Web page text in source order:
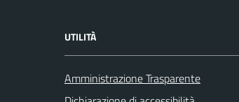
UTILITÀ
Amministrazione Trasparente